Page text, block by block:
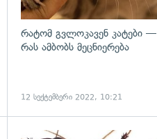
რატომ გვლოკავენ კატები —
რას ამბობს მეცნიერება
12 სექტემბერი 2022, 10:21